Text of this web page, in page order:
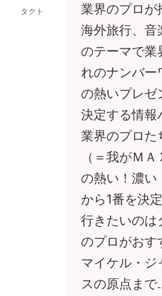
タクト
業界のプロが
海外旅行、音
のテーマで業
れのナンバー
の熱いプレゼ
決定する情報
業界のプロた
（＝我がＭ
の熱い！濃い
から1番を決
行きたいのは
のプロがお
マイケル・ジ
スの原点ま